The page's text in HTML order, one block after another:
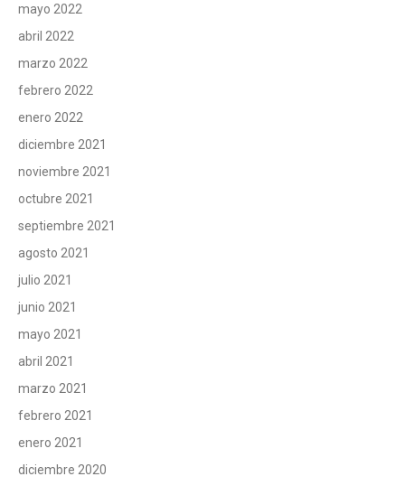
mayo 2022
abril 2022
marzo 2022
febrero 2022
enero 2022
diciembre 2021
noviembre 2021
octubre 2021
septiembre 2021
agosto 2021
julio 2021
junio 2021
mayo 2021
abril 2021
marzo 2021
febrero 2021
enero 2021
diciembre 2020